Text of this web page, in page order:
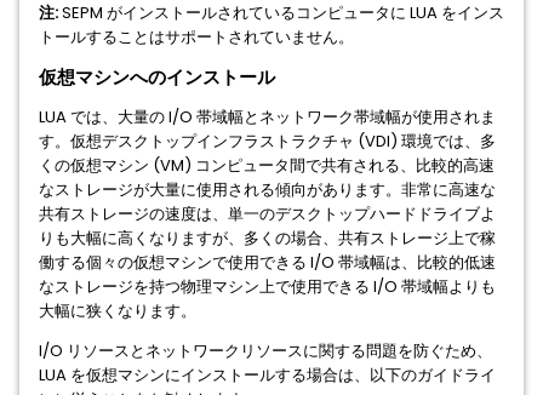
注:SEPM がインストールされているコンピュータに LUA をインス
トールすることはサポートされていません。
仮想マシンへのインストール
LUA では、大量の I/O 帯域幅とネットワーク帯域幅が使用されま
す。仮想デスクトップインフラストラクチャ (VDI) 環境では、多
くの仮想マシン (VM) コンピュータ間で共有される、比較的高速
なストレージが大量に使用される傾向があります。非常に高速な
共有ストレージの速度は、単一のデスクトップハードドライブよ
りも大幅に高くなりますが、多くの場合、共有ストレージ上で稼
働する個々の仮想マシンで使用できる I/O 帯域幅は、比較的低速
なストレージを持つ物理マシン上で使用できる I/O 帯域幅よりも
大幅に狭くなります。
I/O リソースとネットワークリソースに関する問題を防ぐため、
LUA を仮想マシンにインストールする場合は、以下のガイドライ